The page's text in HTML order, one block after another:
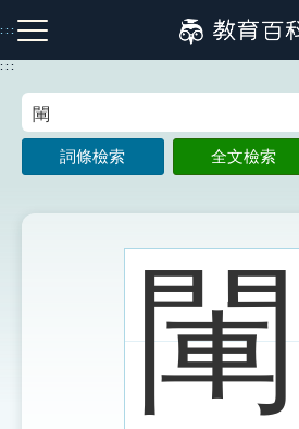
到
主
:::
注音索引圖示 筆畫索引圖示
:::
詞條檢索 全文檢索
閳